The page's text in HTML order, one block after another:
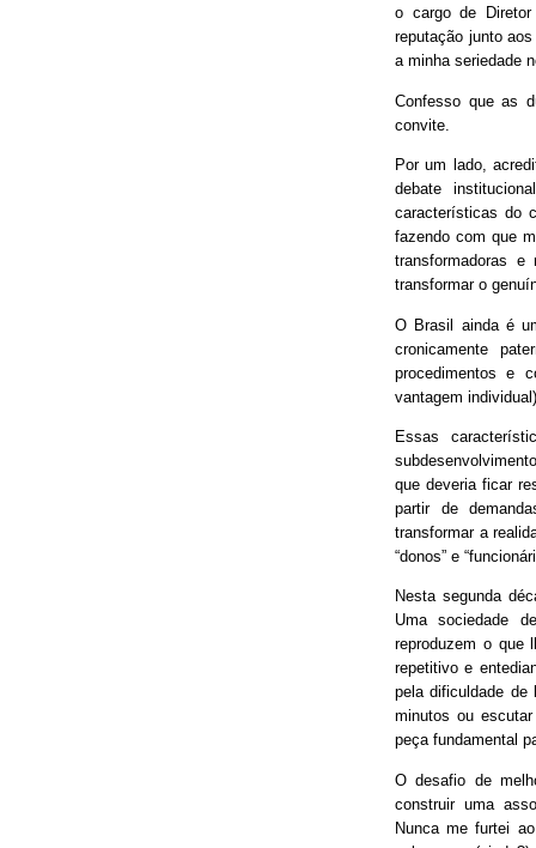
o cargo de
reputação junto
a minha seriedade
Confesso que as
convite.
Por um lado,
debate
características do
fazendo com que
transformadoras
transformar o
O Brasil ainda é
cronicamente
procedimentos e
vantagem
Essas
que deveria ficar
partir de
transformar a
“donos” e
Nesta segunda
Uma sociedade
reproduzem o que
repetitivo e
pela dificuldade
minutos ou
peça fundamental
O desafio de
construir uma
Nunca me furtei